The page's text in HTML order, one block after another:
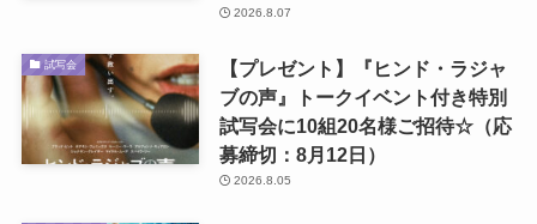
2026.8.07
試写会
【プレゼント】『ヒンド・ラジャ
ブの声』トークイベント付き特別
試写会に10組20名様ご招待☆（応
募締切：8月12日）
2026.8.05